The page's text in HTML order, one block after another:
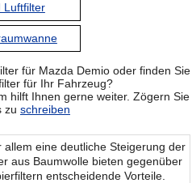
Luftfilter
für Mazda Demio oder finden Sie
für Ihr Fahrzeug?
hilft Ihnen gerne weiter. Zögern Sie
zu schreiben
eine deutliche Steigerung der
aus Baumwolle bieten gegenüber
entscheidende Vorteile.